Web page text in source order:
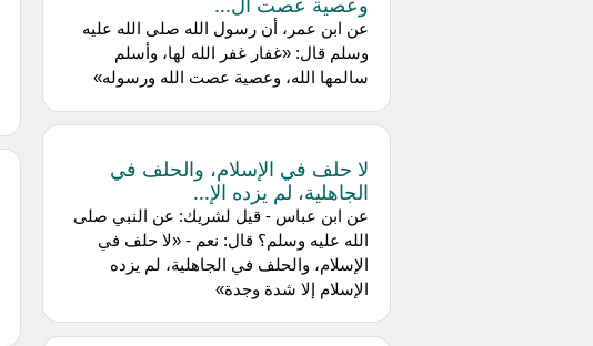
عن ابن عمر، أن رسول الله صلى الله عليه
وسلم قال: «غفار غفر الله لها، وأسلم
سالمها الله، وعصية عصت الله ورسوله»
لا حلف في الإسلام، والحلف في
الجاهلية، لم يزده الإ...
عن ابن عباس - قيل لشريك: عن النبي صلى
الله عليه وسلم؟ قال: نعم - «لا حلف في
الإسلام، والحلف في الجاهلية، لم يزده
الإسلام إلا شدة وجدة»